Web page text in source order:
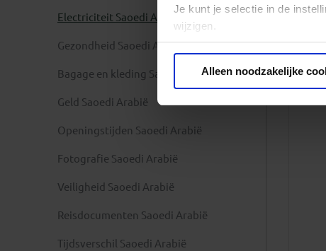
Je kunt je selectie in de
wijzigen.
Alleen noodzakelijke
Electriciteit Saoedi Arabië
Gezondheid Saoedi Arabië
Bagage en kleding Saoedi Arabië
Geld Saoedi Arabië
Openingstijden Saoedi Arabië
Fotografie Saoedi Arabië
Veiligheid Saoedi Arabië
Reisdocumenten Saoedi Arabië
Tijdsverschil Saoedi Arabië